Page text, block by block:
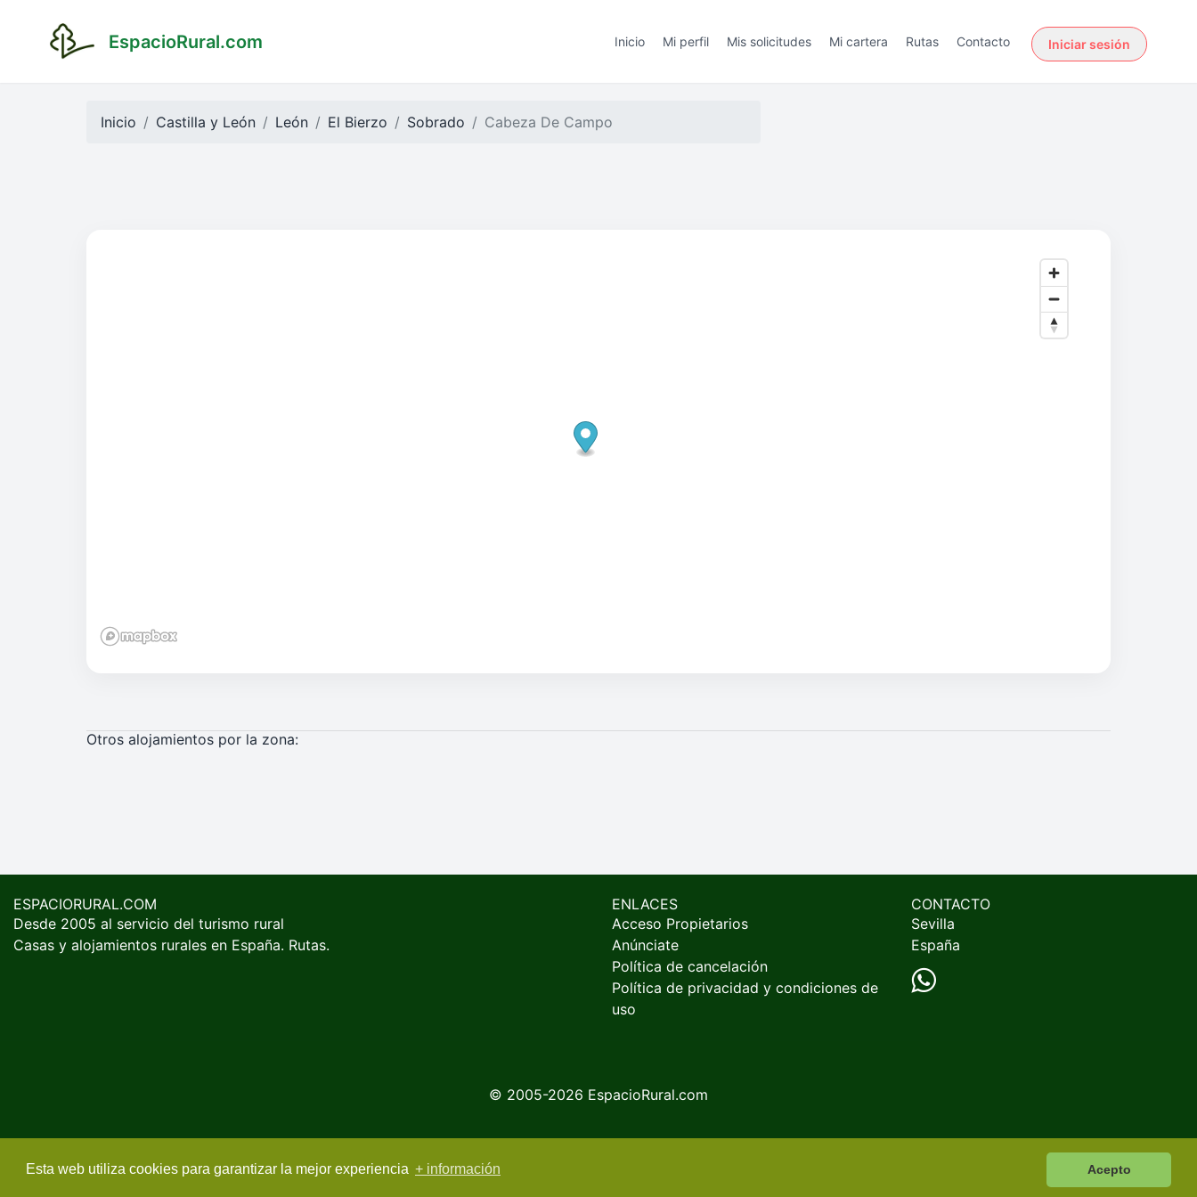
Esta web utiliza cookies para garantizar la mejor experiencia + información Acepto
EspacioRural.com Inicio Mi perfil Mis solicitudes Mi cartera Rutas Contacto Iniciar sesión
Inicio Castilla y León León El Bierzo Sobrado Cabeza De Campo
Otros alojamientos por la zona:
ESPACIORURAL.COM
Desde 2005 al servicio del turismo rural
Casas y alojamientos rurales en España. Rutas.
ENLACES
Acceso Propietarios
Anúnciate
Política de cancelación
Política de privacidad y condiciones de
uso
CONTACTO
Sevilla
España
© 2005-2026 EspacioRural.com